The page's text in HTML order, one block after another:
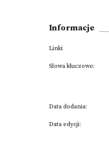
Informacje
Linki
Słowa kluczowe:
Data dodania:
Data edycji: